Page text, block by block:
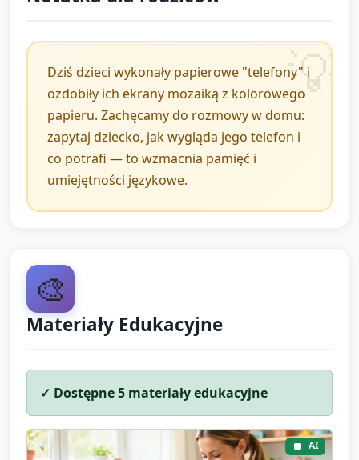
Zakończenie i
podsumowanie (5 minut)
Prezentacja prac: każde dziecko, jeśli chce, pokazuje
swój papierowy telefon i mówi jedno zdanie: np.
„Mój telefon jest niebieski” lub „Mój telefon dzwoni
muzyk”.
kształty).
Pożegnanie: krótka piosenka lub pożegnalna
rymowanka i zachęta do opowiedzenia rodzicom o
Dziś dzieci wykonały papierowe "telefony" i
ozdobiły ich ekrany mozaiką z kolorowego
papieru. Zachęcamy do rozmowy w domu:
zapytaj dziecko, jak wygląda jego telefon i
co potrafi — to wzmacnia pamięć i
umiejętności językowe.
🎨
Materiały Edukacyjne
✓ Dostępne5 materiały edukacyjne
AI